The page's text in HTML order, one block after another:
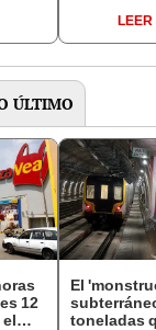
10.000
trabajo
ÚLTIMO
12
El
toneladas